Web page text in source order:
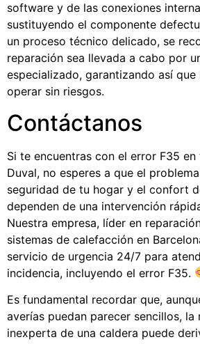
software y de las conexiones
sustituyendo el componente
un proceso técnico delicado, se
reparación sea llevada a cabo por
especializado, garantizando así que
operar sin riesgos.
Contáctanos
Si te encuentras con el error F35
Duval, no esperes a que el
seguridad de tu hogar y el confort
dependen de una intervención
Nuestra empresa, líder en
sistemas de calefacción en
servicio de urgencia 24/7 para
incidencia, incluyendo el error F35.
Es fundamental recordar que,
averías puedan parecer sencillos, la
inexperta de una caldera puede